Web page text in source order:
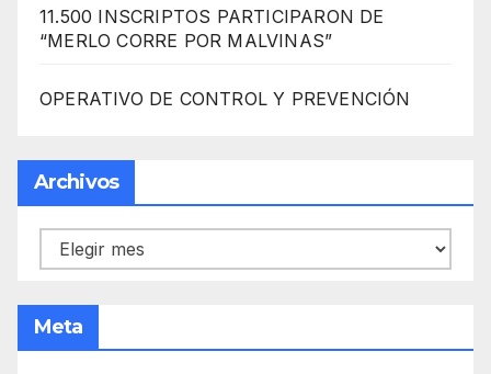
11.500 INSCRIPTOS PARTICIPARON DE
“MERLO CORRE POR MALVINAS”
OPERATIVO DE CONTROL Y PREVENCIÓN
Archivos
Archivos
Meta